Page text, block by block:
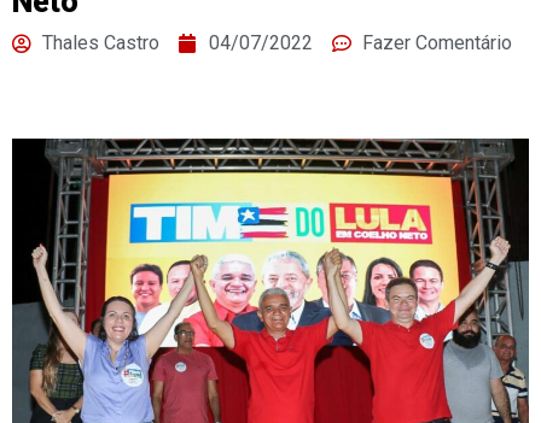
Thales Castro 04/07/2022 Fazer Comentário